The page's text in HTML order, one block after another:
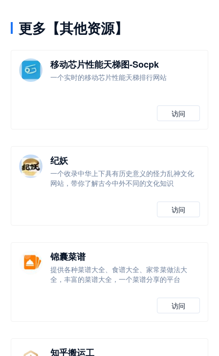
更多【其他资源】
移动芯片性能天梯图-Socpk
一个实时的移动芯片性能天梯排行网站
访问
纪妖
一个收录中华上下具有历史意义的怪力乱神文化
网站，带你了解古今中外不同的文化知识
访问
锦囊菜谱
提供各种菜谱大全、食谱大全、家常菜做法大
全，丰富的菜谱大全，一个菜谱分享的平台
访问
知乎搬运工